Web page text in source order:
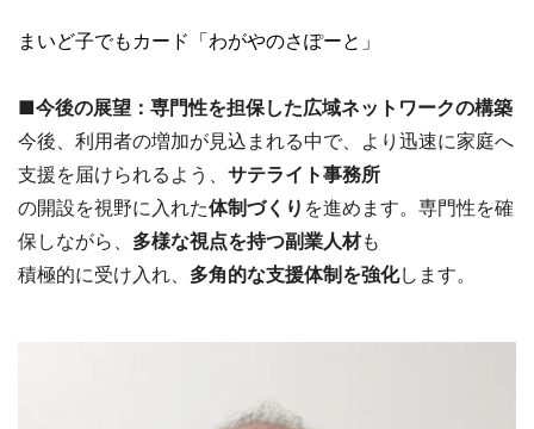
まいど子でもカード「わがやのさぽーと」
■今後の展望：専門性を担保した広域ネットワークの構築
今後、利用者の増加が見込まれる中で、より迅速に家庭へ
支援を届けられるよう、 サテライト事務所
の開設を視野に入れた体制づくり を進めます。専門性を確
保しながら、 多様な視点を持つ副業人材も
積極的に受け入れ、 多角的な支援体制を強化します。